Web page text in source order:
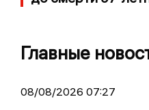
Главные
08/08/2026 07:27